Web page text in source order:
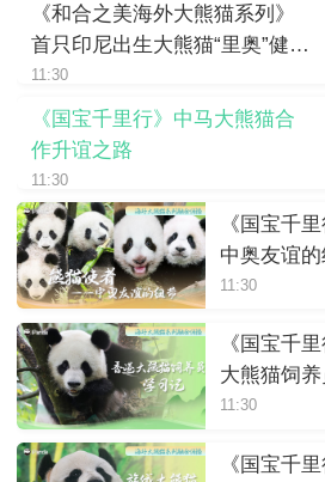
《和合之美海外大熊猫系列》
首只印尼出生大熊猫“里奥”健康
成长
11:30
《国宝千里行》中马大熊猫合
作升谊之路
11:30
《国宝千
中奥友谊
11:30
《国宝千
大熊猫饲
11:30
《国宝千